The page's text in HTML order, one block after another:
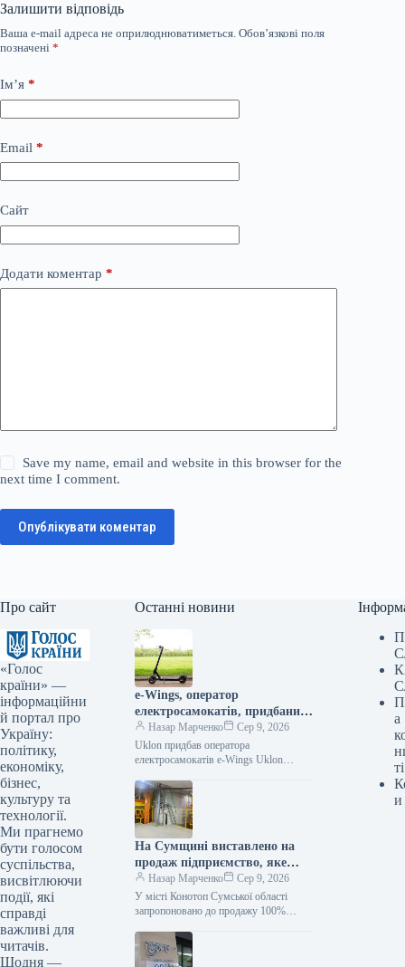
Залишити відповідь
Ваша e-mail адреса не оприлюднюватиметься. Обов’язкові поля
позначені *
Ім’я *
Email *
Сайт
Додати коментар *
Save my name, email and website in this browser for the
next time I comment.
Опублікувати коментар
Про сайт
«Голос
країни» —
інформаційни
й портал про
Україну:
політику,
економіку,
бізнес,
культуру та
технології.
Ми прагнемо
бути голосом
суспільства,
висвітлюючи
події, які
справді
важливі для
читачів.
Щодня —
Останні новини
e-Wings, оператор
електросамокатів, придбаний
Uklon: подробиці угоди
Назар Марченко
Сер 9, 2026
Uklon придбав оператора
електросамокатів e-Wings Uklon
українського сервісу електросамокатів
e-Wings. Вартість угоди становила 97,6
На Сумщині виставлено на
продаж підприємство, яке
експортує 90% своєї
продукції.
Назар Марченко
Сер 9, 2026
У місті Конотоп Сумської області
запропоновано до продажу 100%
товаристві з обмеженою
відповідальністю “Крупинка СВС”.
а
ті
и